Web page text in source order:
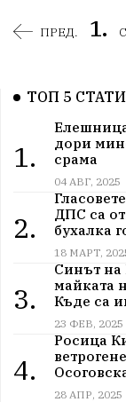
ПРЕД. 1.
ТОП 5
1.
дори
срама
04 АВГ, 2025
2.
ДПС са
бухалка
18 МАРТ,
3.
Синът на
майката
Къде са
23 ФЕВ, 2025
4.
Росица
28 АПР, 2025